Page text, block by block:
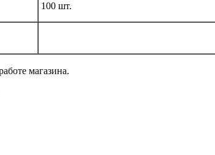
100 шт.
магазина.